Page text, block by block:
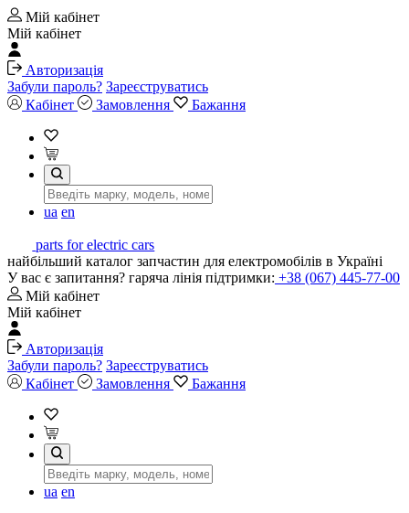
Мій кабінет
Мій кабінет
Авторизація
Забули пароль? Зареєструватись
Кабінет
Замовлення Бажання
ua en
parts for electric cars
найбільший каталог запчастин для електромобілів в Україні
У вас є запитання? гаряча лінія підтримки: +38 (067) 445-77-00
Мій кабінет
Мій кабінет
Авторизація
Забули пароль? Зареєструватись
Кабінет
Замовлення Бажання
ua en